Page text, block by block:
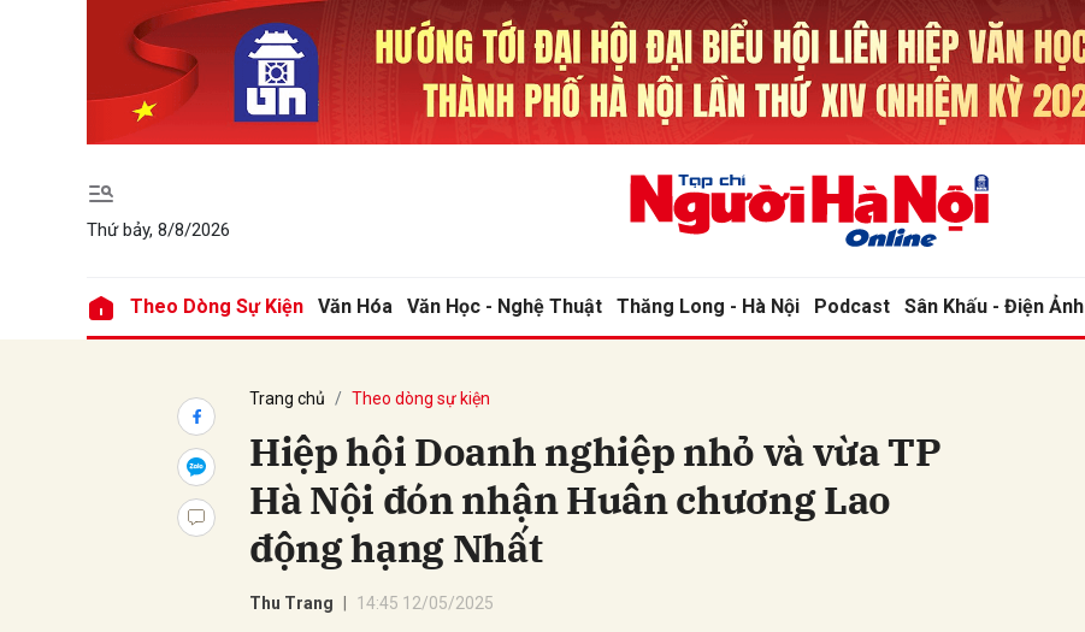
Thứ bảy, 8/8/2026
Theo Dòng Sự Kiện Văn Hóa Văn Học - Nghệ Thuật Thăng Long - Hà Nội Podcast Sân Khấu - Điện Ảnh
Trang chủ Theo dòng sự kiện
Hiệp hội Doanh nghiệp nhỏ và vừa TP
Hà Nội đón nhận Huân chương Lao
động hạng Nhất
Thu Trang 14:45 12/05/2025
Gửi bình luận